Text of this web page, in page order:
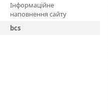
Інформаційне
наповнення сайту
bcs